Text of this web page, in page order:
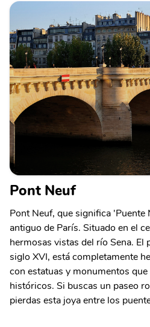
Pont Neuf
Pont Neuf, que significa 'Puente
antiguo de París. Situado en el
hermosas vistas del río Sena. El
siglo XVI, está completamente
con estatuas y monumentos
históricos. Si buscas un paseo
pierdas esta joya entre los